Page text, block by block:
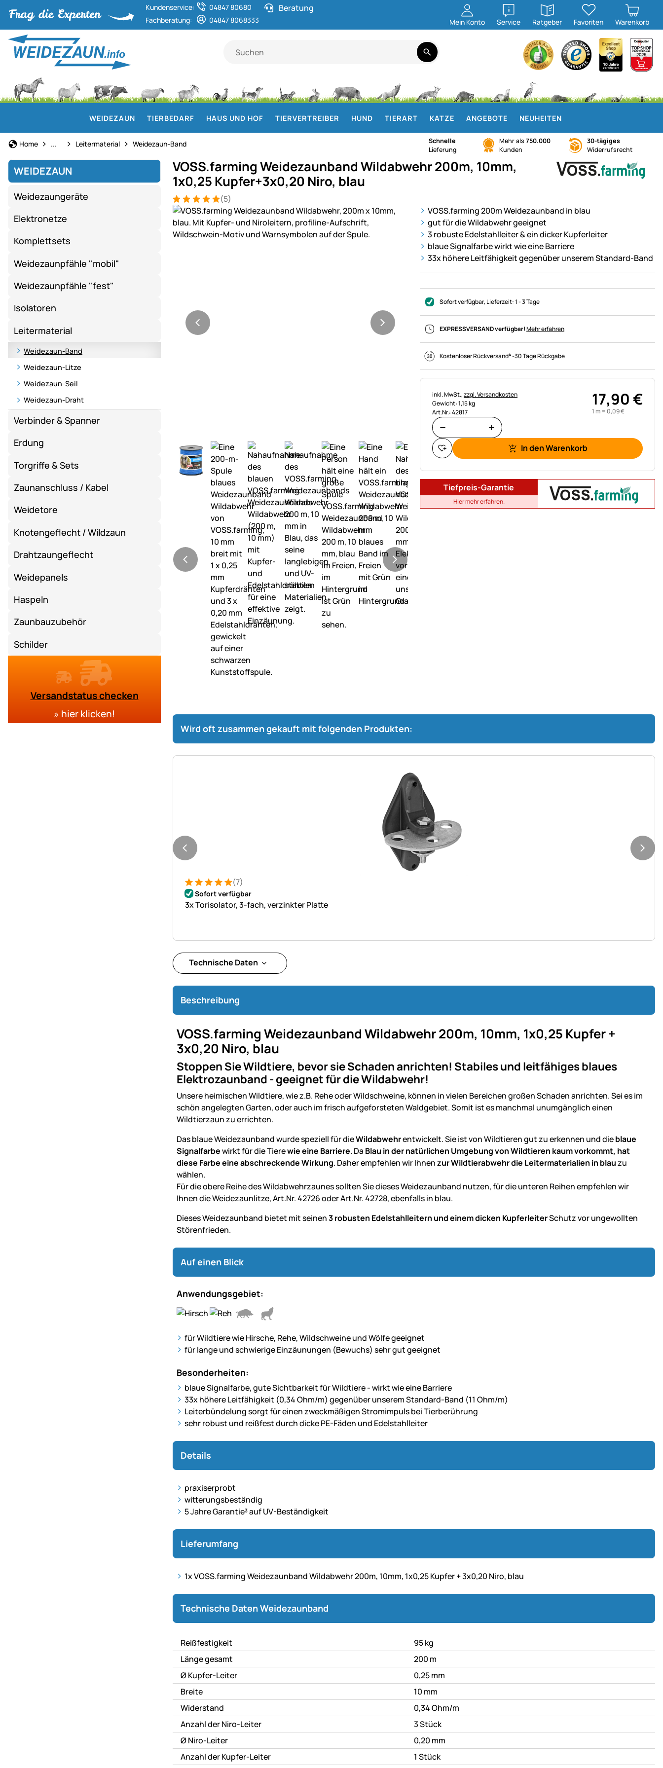
Kundenservice:
04847 80680
Fachberatung:
04847 8068333
Beratung
Mein Konto Service
öffnen
Ratgeber
öffnen
Favoriten Warenkorb
WEIDEZAUN TIERBEDARF HAUS UND HOF TIERVERTREIBER HUND TIERART KATZE ANGEBOTE NEUHEITEN
Home Weidezaun
... Leitermaterial Weidezaun-Band
Schnelle
Lieferung
Mehr als 750.000
Kunden
30-tägiges
Widerrufsrecht
WEIDEZAUN
Weidezaungeräte
Elektronetze
Komplettsets
Weidezaunpfähle "mobil"
Weidezaunpfähle "fest"
Isolatoren
Leitermaterial
Weidezaun-Band
Weidezaun-Litze
Weidezaun-Seil
Weidezaun-Draht
Verbinder & Spanner
Erdung
Torgriffe & Sets
Zaunanschluss / Kabel
Weidetore
Knotengeflecht / Wildzaun
Drahtzaungeflecht
Weidepanels
Haspeln
Zaunbauzubehör
Schilder
Versandstatus checken
» hier klicken!
VOSS.farming Weidezaunband Wildabwehr 200m, 10mm,
1x0,25 Kupfer+3x0,20 Niro, blau
Bewertung: 5 von 5 (5 Bewertungen)
5 Bewertungen
(5)
Produktgalerie
VOSS.farming 200m Weidezaunband in blau
gut für die Wildabwehr geeignet
3 robuste Edelstahlleiter & ein dicker Kupferleiter
blaue Signalfarbe wirkt wie eine Barriere
33x höhere Leitfähigkeit gegenüber unserem Standard-Band
Sofort verfügbar, Lieferzeit:1 - 3 Tage
EXPRESSVERSAND verfügbar!Mehr erfahren
Kostenloser Rückversand4-30 Tage Rückgabe
Steuerhinweis:
inkl. MwSt.,zzgl. Versandkosten
Gewicht: 1,15 kg
Art.Nr.: 42817
17,90€
1 m = 0,09€
In den Warenkorb
Tiefpreis-Garantie
Hier mehr erfahren.
Wird oft zusammen gekauft mit folgenden Produkten:
Bewertung: 5 von 5 (7 Bewertungen)
7 Bewertungen(7)
Sofort verfügbar
3x Torisolator, 3-fach, verzinkter Platte
Technische Daten
Beschreibung
VOSS.farming Weidezaunband Wildabwehr 200m, 10mm, 1x0,25 Kupfer +
3x0,20 Niro, blau
Stoppen Sie Wildtiere, bevor sie Schaden anrichten! Stabiles und leitfähiges blaues
Elektrozaunband - geeignet für die Wildabwehr!
Unsere heimischen Wildtiere, wie z.B. Rehe oder Wildschweine, können in vielen Bereichen großen Schaden anrichten. Sei es im
schön angelegten Garten, oder auch im frisch aufgeforsteten Waldgebiet. Somit ist es manchmal unumgänglich einen
Wildtierzaun zu errichten.
Das blaue Weidezaunband wurde speziell für dieWildabwehrentwickelt. Sie ist von Wildtieren gut zu erkennen und dieblaue
Signalfarbewirkt für die Tierewie eine Barriere. Da Blau in der natürlichen Umgebung von Wildtieren kaum vorkommt, hat
diese Farbe eine abschreckende Wirkung. Daher empfehlen wir Ihnenzur Wildtierabwehr die Leitermaterialien in blauzu
wählen.
Für die obere Reihe des Wildabwehrzaunes sollten Sie dieses Weidezaunband nutzen, für die unteren Reihen empfehlen wir
Ihnen die Weidezaunlitze, Art.Nr. 42726 oder Art.Nr. 42728, ebenfalls in blau.
Dieses Weidezaunband bietet mit seinen3 robusten Edelstahlleitern und einem dicken KupferleiterSchutz vor ungewollten
Störenfrieden.
Auf einen Blick
Anwendungsgebiet:
für Wildtiere wie Hirsche, Rehe, Wildschweine und Wölfe geeignet
für lange und schwierige Einzäunungen (Bewuchs) sehr gut geeignet
Besonderheiten:
blaue Signalfarbe, gute Sichtbarkeit für Wildtiere - wirkt wie eine Barriere
33x höhere Leitfähigkeit (0,34 Ohm/m) gegenüber unserem Standard-Band (11 Ohm/m)
Leiterbündelung sorgt für einen zweckmäßigen Stromimpuls bei Tierberührung
sehr robust und reißfest durch dicke PE-Fäden und Edelstahlleiter
Details
praxiserprobt
witterungsbeständig
5 Jahre Garantie³ auf UV-Beständigkeit
Lieferumfang
1xVOSS.farming Weidezaunband Wildabwehr 200m, 10mm, 1x0,25 Kupfer + 3x0,20 Niro, blau
Technische Daten
Technische Daten Weidezaunband
Reißfestigkeit
95 kg
Länge gesamt
200 m
Ø Kupfer-Leiter
0,25 mm
Breite
10 mm
Widerstand
0,34 Ohm/m
Anzahl der Niro-Leiter
3 Stück
Ø Niro-Leiter
0,20 mm
Anzahl der Kupfer-Leiter
1 Stück